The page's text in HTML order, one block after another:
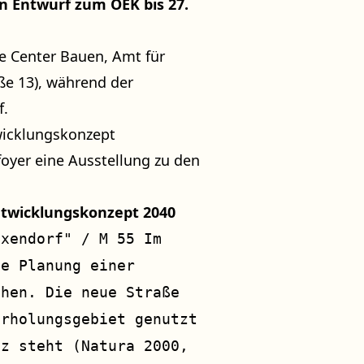
Entwurf zum ÖEK bis 27.
Center Bauen, Amt für
13), während der
eine Ausstellung zu den
2040
/ M 55 Im
Planung einer
Die neue Straße
genutzt
steht (Natura 2000,